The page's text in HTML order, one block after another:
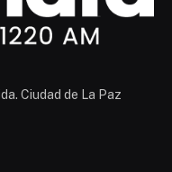
Ciudad de La Paz